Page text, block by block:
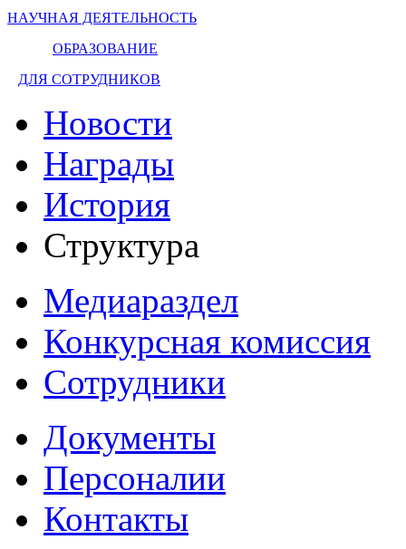
НАУЧНАЯ ДЕЯТЕЛЬНОСТЬ
ОБРАЗОВАНИЕ
ДЛЯ СОТРУДНИКОВ
Новости
Награды
История
Структура
Медиараздел
Конкурсная комиссия
Сотрудники
Документы
Персоналии
Контакты